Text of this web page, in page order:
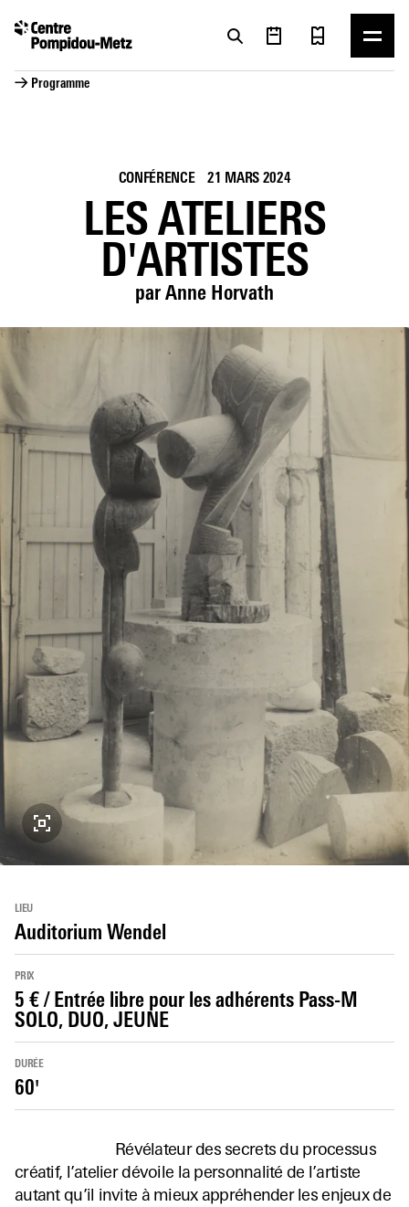
→ Programme
CONFÉRENCE 21 MARS 2024
LES ATELIERS
D'ARTISTES
par Anne Horvath
LIEU
Auditorium Wendel
PRIX
5 € / Entrée libre pour les adhérents Pass-M
SOLO, DUO, JEUNE
DURÉE
60'
Révélateur des secrets du processus
créatif, l’atelier dévoile la personnalité de l’artiste
autant qu’il invite à mieux appréhender les enjeux de